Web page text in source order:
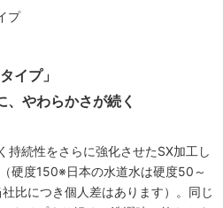
イプ」
やわらかさが続く
持続性をさらに強化させたSX加工し
硬度150※日本の水道水は硬度50～
比につき個人差はあります）。同じ